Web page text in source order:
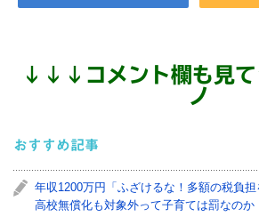
↓ ↓ ↓ コメント欄も見
ノ
おすすめ記事
年収1200万円「ふざけるな！多額の税負
高校無償化も対象外って子育ては罰なのか